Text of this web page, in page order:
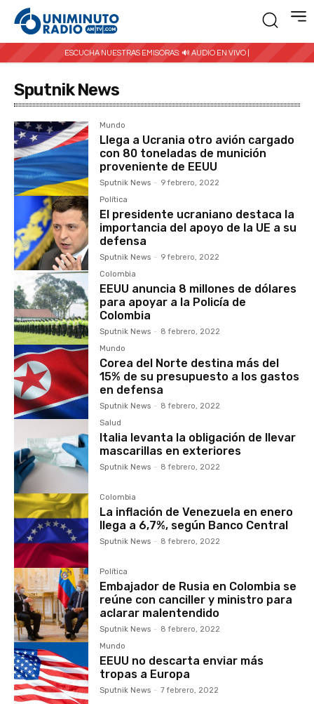
ESCUCHA NUESTRAS EMISORAS: 🔊 AUDIO EN VIVO |
Sputnik News
Mundo
Llega a Ucrania otro avión cargado
con 80 toneladas de munición
proveniente de EEUU
Sputnik News - 9 febrero, 2022
Política
El presidente ucraniano destaca la
importancia del apoyo de la UE a su
defensa
Sputnik News - 9 febrero, 2022
Colombia
EEUU anuncia 8 millones de dólares
para apoyar a la Policía de
Colombia
Sputnik News - 8 febrero, 2022
Mundo
Corea del Norte destina más del
15% de su presupuesto a los gastos
en defensa
Sputnik News - 8 febrero, 2022
Salud
Italia levanta la obligación de llevar
mascarillas en exteriores
Sputnik News - 8 febrero, 2022
Colombia
La inflación de Venezuela en enero
llega a 6,7%, según Banco Central
Sputnik News - 8 febrero, 2022
Política
Embajador de Rusia en Colombia se
reúne con canciller y ministro para
aclarar malentendido
Sputnik News - 8 febrero, 2022
Mundo
EEUU no descarta enviar más
tropas a Europa
Sputnik News - 7 febrero, 2022